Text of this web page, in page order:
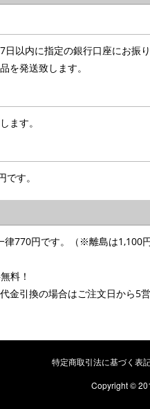
日以内に指定の銀行口座にお振
を発送致します。
ます。
す。
律770円です。（※離島は1,100
料！
金引換の場合はご注文日から5
特定商取引法に基づく表
Copyright ©